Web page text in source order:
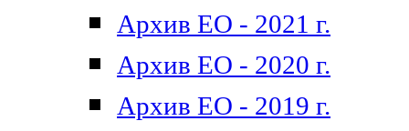
Архив ЕО - 2021 г.
Архив ЕО - 2020 г.
Архив ЕО - 2019 г.